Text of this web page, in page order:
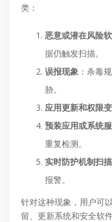
类：
恶意或潜在风险
据仍触发扫描。
误报现象 ：杀毒
胁。
应用更新和权限
预装应用或系统
重复检测。
实时防护机制扫
报警。
针对这种现象，用户可
留、更新系统和安全软